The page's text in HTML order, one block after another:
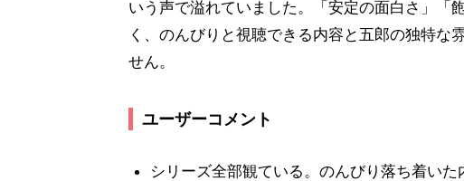
いう声で溢れていました。「安定の面白さ」「
く、のんびりと視聴できる内容と五郎の独特な
せん。
ユーザーコメント
シリーズ全部観ている。のんびり落ち着い